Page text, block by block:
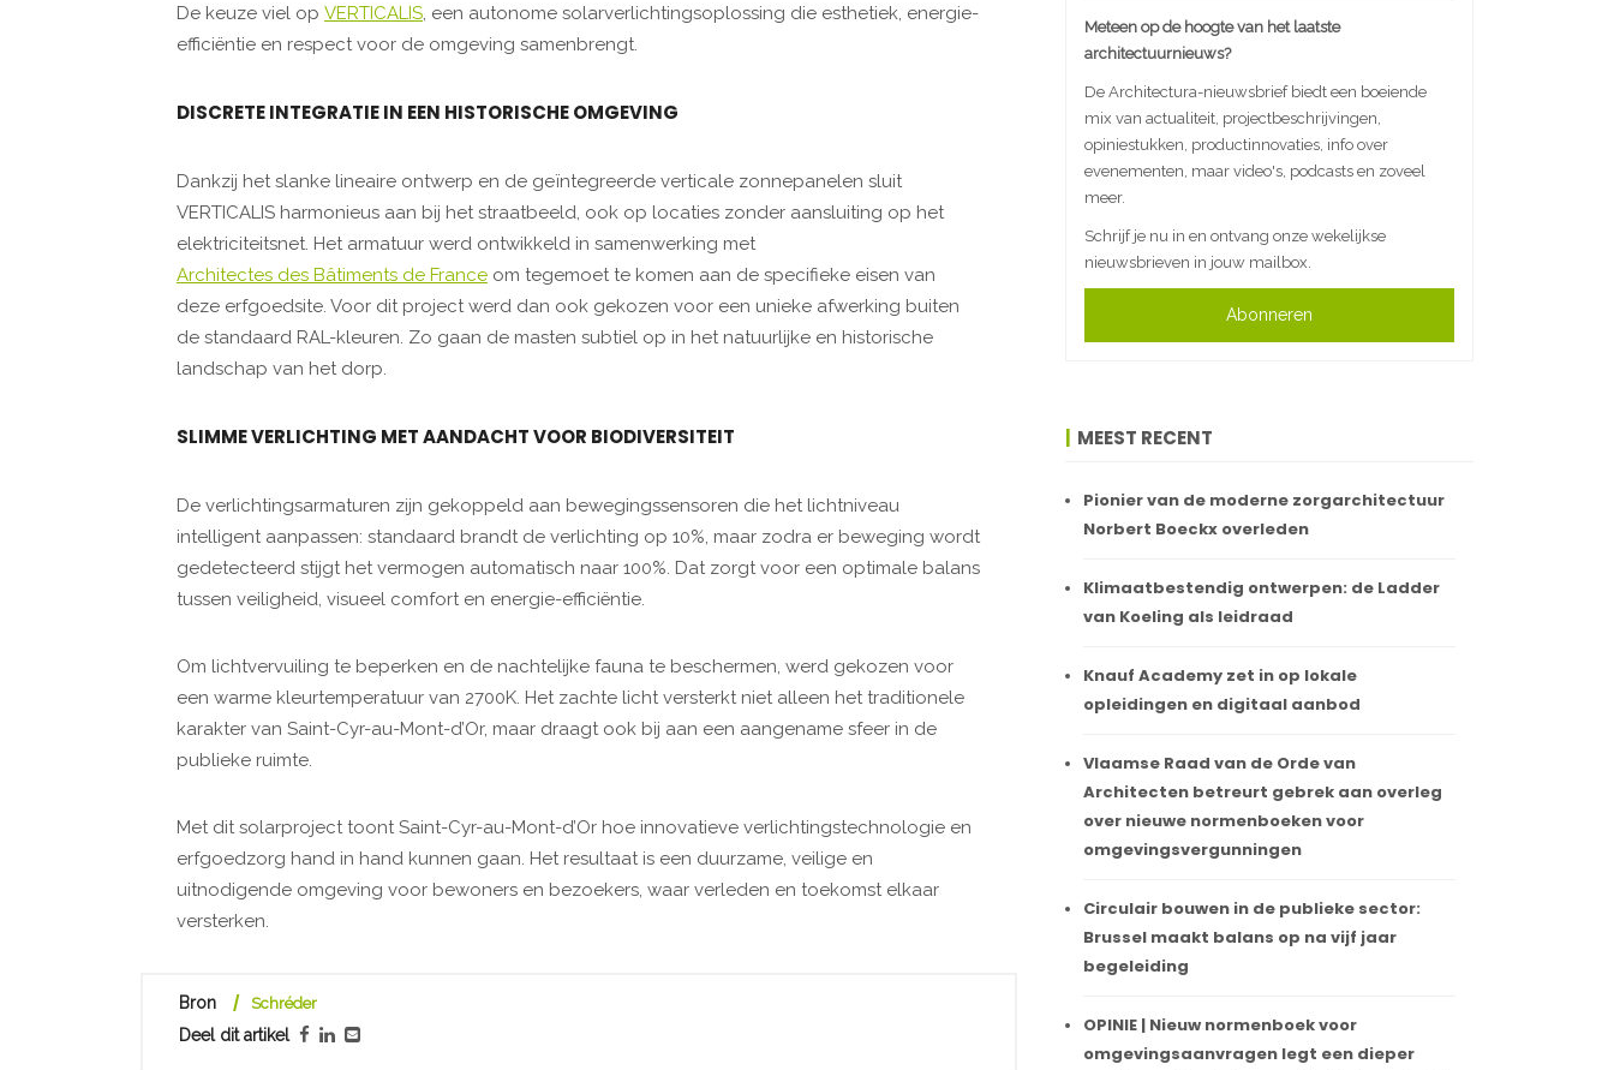
De keuze viel op VERTICALIS, een autonome solarverlichtingsoplossing die esthetiek, energie-
efficiëntie en respect voor de omgeving samenbrengt.
DISCRETE INTEGRATIE IN EEN HISTORISCHE OMGEVING
Dankzij het slanke lineaire ontwerp en de geïntegreerde verticale zonnepanelen sluit
VERTICALIS harmonieus aan bij het straatbeeld, ook op locaties zonder aansluiting op het
elektriciteitsnet. Het armatuur werd ontwikkeld in samenwerking met
Architectes des Bâtiments de France om tegemoet te komen aan de specifieke eisen van
deze erfgoedsite. Voor dit project werd dan ook gekozen voor een unieke afwerking buiten
de standaard RAL-kleuren. Zo gaan de masten subtiel op in het natuurlijke en historische
landschap van het dorp.
SLIMME VERLICHTING MET AANDACHT VOOR BIODIVERSITEIT
De verlichtingsarmaturen zijn gekoppeld aan bewegingssensoren die het lichtniveau
intelligent aanpassen: standaard brandt de verlichting op 10%, maar zodra er beweging wordt
gedetecteerd stijgt het vermogen automatisch naar 100%. Dat zorgt voor een optimale balans
tussen veiligheid, visueel comfort en energie-efficiëntie.
Om lichtvervuiling te beperken en de nachtelijke fauna te beschermen, werd gekozen voor
een warme kleurtemperatuur van 2700K. Het zachte licht versterkt niet alleen het traditionele
karakter van Saint-Cyr-au-Mont-d’Or, maar draagt ook bij aan een aangename sfeer in de
publieke ruimte.
Met dit solarproject toont Saint-Cyr-au-Mont-d’Or hoe innovatieve verlichtingstechnologie en
erfgoedzorg hand in hand kunnen gaan. Het resultaat is een duurzame, veilige en
uitnodigende omgeving voor bewoners en bezoekers, waar verleden en toekomst elkaar
versterken.
Bron Schréder
Deel dit artikel
Meteen op de hoogte van het laatste
architectuurnieuws?
De Architectura-nieuwsbrief biedt een boeiende
mix van actualiteit, projectbeschrijvingen,
opiniestukken, productinnovaties, info over
evenementen, maar video's, podcasts en zoveel
meer.
Schrijf je nu in en ontvang onze wekelijkse
nieuwsbrieven in jouw mailbox.
Abonneren
MEEST RECENT
Pionier van de moderne zorgarchitectuur
Norbert Boeckx overleden
Klimaatbestendig ontwerpen: de Ladder
van Koeling als leidraad
Knauf Academy zet in op lokale
opleidingen en digitaal aanbod
Vlaamse Raad van de Orde van
Architecten betreurt gebrek aan overleg
over nieuwe normenboeken voor
omgevingsvergunningen
Circulair bouwen in de publieke sector:
Brussel maakt balans op na vijf jaar
begeleiding
OPINIE | Nieuw normenboek voor
omgevingsaanvragen legt een dieper